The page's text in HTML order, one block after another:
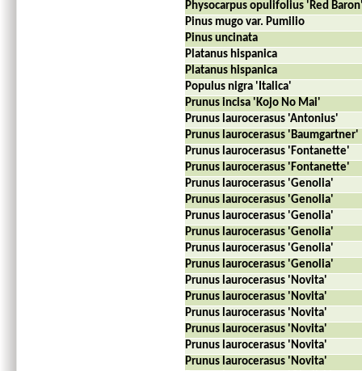
Physocarpus opulifolius 'Red
Pinus mugo var. Pumilio
Pinus uncinata
Platanus hispanica
Platanus hispanica
Populus nigra 'Italica'
Prunus incisa 'Kojo No Mai'
Prunus laurocerasus 'Antonius'
Prunus laurocerasus 'Baumgartner'
Prunus laurocerasus 'Fontanette'
Prunus laurocerasus 'Fontanette'
Prunus laurocerasus 'Genolia'
Prunus laurocerasus 'Genolia'
Prunus laurocerasus 'Genolia'
Prunus laurocerasus 'Genolia'
Prunus laurocerasus 'Genolia'
Prunus laurocerasus 'Genolia'
Prunus laurocerasus 'Novita'
Prunus laurocerasus 'Novita'
Prunus laurocerasus 'Novita'
Prunus laurocerasus 'Novita'
Prunus laurocerasus 'Novita'
Prunus laurocerasus 'Novita'